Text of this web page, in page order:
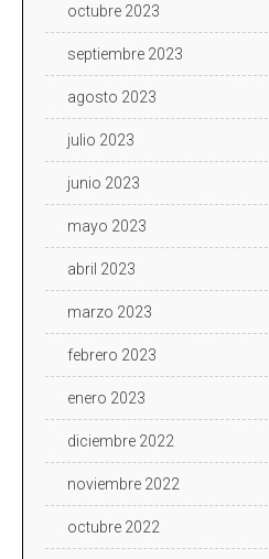
octubre 2023
septiembre 2023
agosto 2023
julio 2023
junio 2023
mayo 2023
abril 2023
marzo 2023
febrero 2023
enero 2023
diciembre 2022
noviembre 2022
octubre 2022